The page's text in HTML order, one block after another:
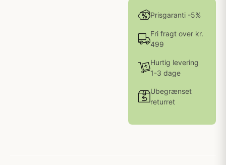
Prisgaranti -5%
Fri fragt over kr.
499
Hurtig levering
1-3 dage
Ubegrænset
returret